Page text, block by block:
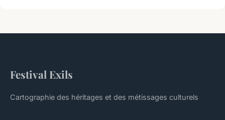
Festival Exils
Cartographie des héritages et des métissages culturels